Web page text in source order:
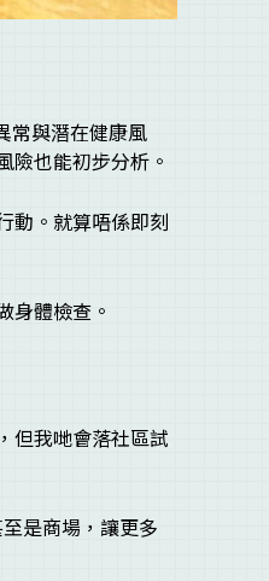
常與潛在健康風
險也能初步分析。
動。就算唔係即刻
身體檢查。
但我哋會落社區試
是商場，讓更多